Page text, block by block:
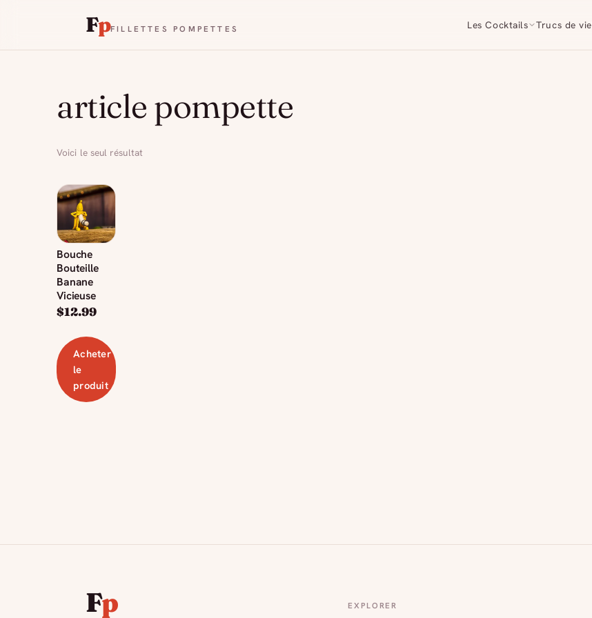
FpFILLETTES POMPETTES Les Cocktails Trucs de vie
article pompette
Voici le seul résultat
Bouche
Bouteille
Banane
Vicieuse
$12.99
Acheter
le
produit
Fp EXPLORER